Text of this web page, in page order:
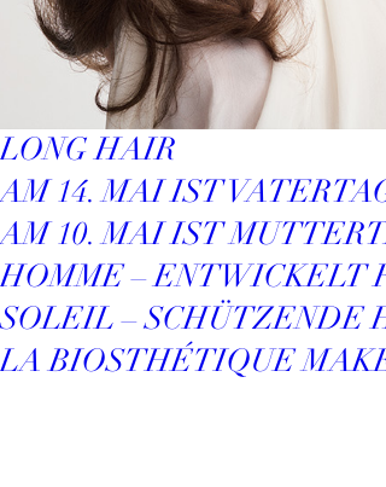
LONG HAIR
AM 14. MAI IST
AM 10. MAI IST
HOMME – ENTWICKELT
SOLEIL – SCHÜTZENDE
LA BIOSTHÉTIQUE